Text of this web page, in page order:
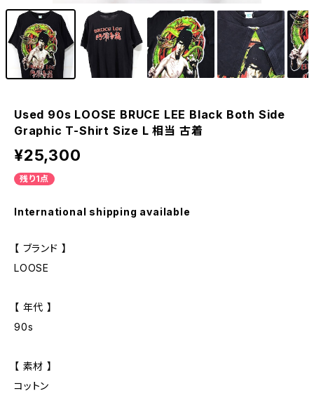
Used 90s LOOSE BRUCE LEE Black Both Side
Graphic T-Shirt Size L 相当 古着
¥25,300
残り1点
International shipping available
【 ブランド 】
LOOSE
【 年代 】
90s
【 素材 】
コットン